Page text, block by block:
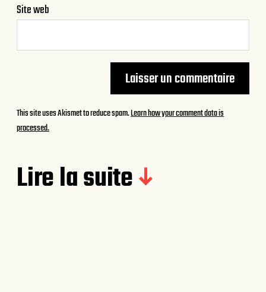
Site web
This site uses Akismet to reduce spam.Learn how your comment data is
processed.
Lire la suite